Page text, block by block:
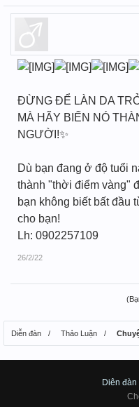
ĐỪNG ĐỂ LÀN DA
MÀ HÃY BIẾN NÓ
NGƯỜI!✨
Dù bạn đang ở độ tuổi
thành "thời điểm vàng"
bạn không biết bất đầu
cho bạn!
Lh: 0902257109
26/2/22
Diễn đàn Thảo Luận
Diên